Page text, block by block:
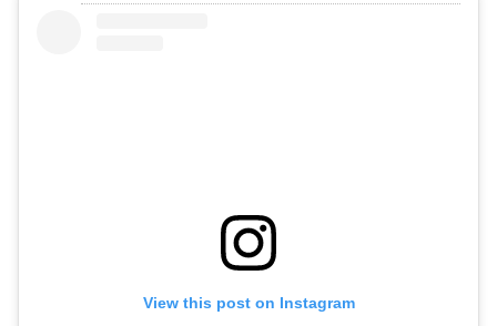
View this post on Instagram